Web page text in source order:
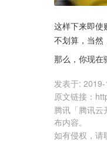
这样下来即使
不划算，当然
那么，你现在
发表于:
原文链接 ：
腾讯「腾讯云
布内容。
如有侵权，请